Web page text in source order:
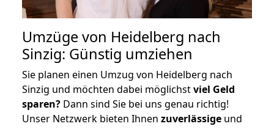
Umzüge von Heidelberg nach
Sinzig: Günstig umziehen
Sie planen einen Umzug von Heidelberg nach
Sinzig und möchten dabei möglichstviel Geld
sparen? Dann sind Sie bei uns genau richtig!
Unser Netzwerk bieten Ihnen zuverlässige und